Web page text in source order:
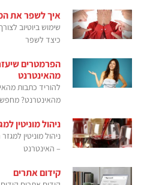
איך לשפר את
שימוש ביוטיוב
כיצד לשפר
הפרמטרים
מהאינטרנט
להוריד כתבות
מהאינטרנט?
ניהול מוניטין
ניהול מוניטין
– האינטרנט
קידום אתרים